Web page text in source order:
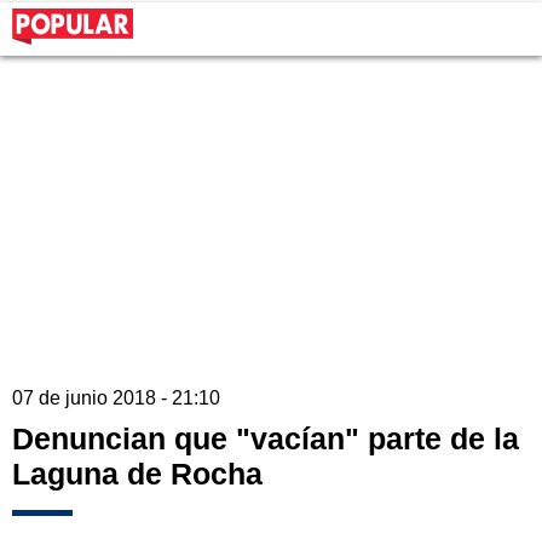
07 de junio 2018 - 21:10
Denuncian que "vacían" parte de la
Laguna de Rocha